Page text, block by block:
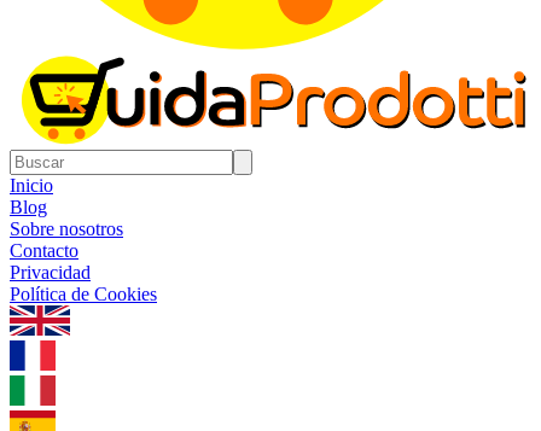
Inicio
Blog
Sobre nosotros
Contacto
Privacidad
Política de Cookies